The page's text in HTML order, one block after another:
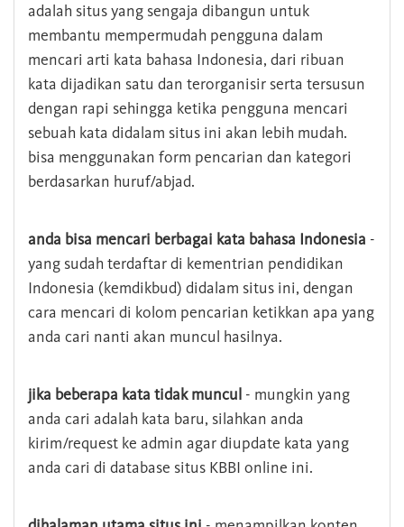
adalah situs yang sengaja dibangun untuk
membantu mempermudah pengguna dalam
mencari arti kata bahasa Indonesia, dari ribuan
kata dijadikan satu dan terorganisir serta tersusun
dengan rapi sehingga ketika pengguna mencari
sebuah kata didalam situs ini akan lebih mudah.
bisa menggunakan form pencarian dan kategori
berdasarkan huruf/abjad.
anda bisa mencari berbagai kata bahasa Indonesia -
yang sudah terdaftar di kementrian pendidikan
Indonesia (kemdikbud) didalam situs ini, dengan
cara mencari di kolom pencarian ketikkan apa yang
anda cari nanti akan muncul hasilnya.
jika beberapa kata tidak muncul - mungkin yang
anda cari adalah kata baru, silahkan anda
kirim/request ke admin agar diupdate kata yang
anda cari di database situs KBBI online ini.